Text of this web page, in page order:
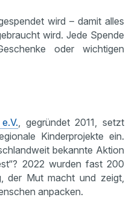
wird – damit alles
wird. Jede Spende
oder wichtigen
, gegründet 2011, setzt
Kinderprojekte ein.
bekannte Aktion
2022 wurden fast 200
der Mut macht und zeigt,
anpacken.